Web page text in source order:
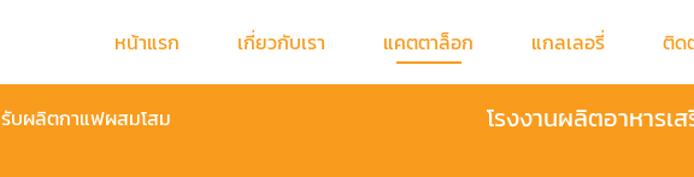
หน้าแรก เกี่ยวกับเรา แคตตาล็อก แกลเลอรี่ ติด
รับผลิตกาแฟผสมโสม
โรงงานผลิตอาหารเ